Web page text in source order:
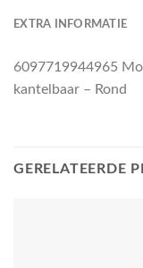
EXTRA INFORMATIE
6097719944965
kantelbaar – Rond
GERELATEERDE